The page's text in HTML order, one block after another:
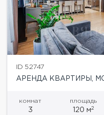
ID 52747
АРЕНДА КВАРТИРЫ,
комнат
3
площадь
120 м2